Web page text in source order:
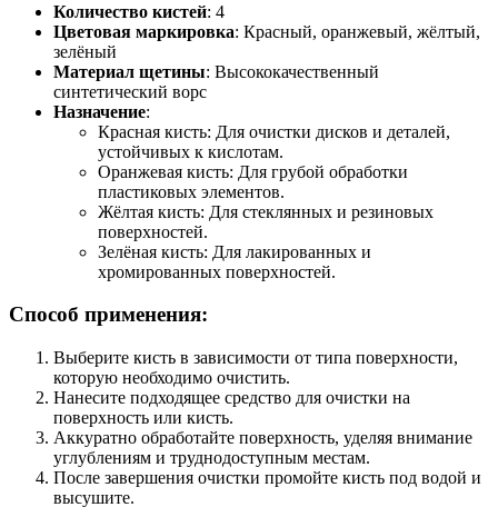
Количество кистей: 4
Цветовая маркировка: Красный, оранжевый, жёлтый,
зелёный
Материал щетины: Высококачественный
синтетический ворс
Назначение:
Красная кисть: Для очистки дисков и деталей,
устойчивых к кислотам.
Оранжевая кисть: Для грубой обработки
пластиковых элементов.
Жёлтая кисть: Для стеклянных и резиновых
поверхностей.
Зелёная кисть: Для лакированных и
хромированных поверхностей.
Способ применения:
Выберите кисть в зависимости от типа поверхности,
которую необходимо очистить.
Нанесите подходящее средство для очистки на
поверхность или кисть.
Аккуратно обработайте поверхность, уделяя внимание
углублениям и труднодоступным местам.
После завершения очистки промойте кисть под водой и
высушите.